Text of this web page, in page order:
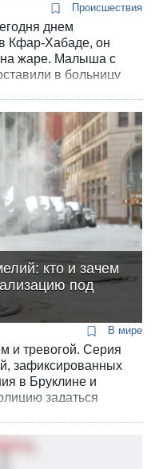
Происшествия
днем
Кфар-Хабаде, он
на жаре. Малыша с
в больницу
кто и зачем
под
В мире
и тревогой. Серия
зафиксированных
в Бруклине и
задаться
вскрывают
в них часами, а